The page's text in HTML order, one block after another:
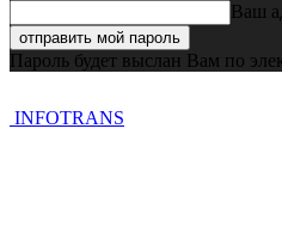
Ваш
Пароль будет выслан Вам по
INFOTRANS